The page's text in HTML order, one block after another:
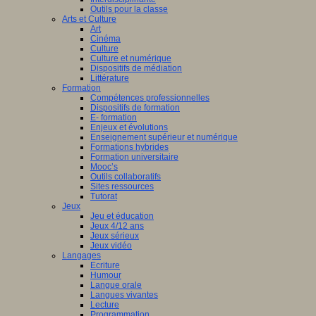
Outils pour la classe
Arts et Culture
Art
Cinéma
Culture
Culture et numérique
Dispositifs de médiation
Littérature
Formation
Compétences professionnelles
Dispositifs de formation
E- formation
Enjeux et évolutions
Enseignement supérieur et numérique
Formations hybrides
Formation universitaire
Mooc’s
Outils collaboratifs
Sites ressources
Tutorat
Jeux
Jeu et éducation
Jeux 4/12 ans
Jeux sérieux
Jeux vidéo
Langages
Ecriture
Humour
Langue orale
Langues vivantes
Lecture